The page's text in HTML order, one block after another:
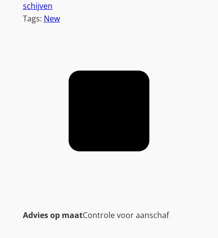
schijven
Tags: New
Advies op maatControle voor aanschaf